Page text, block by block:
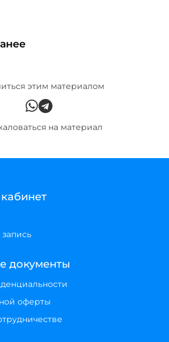
этим материалом
на материал
документы
оферты